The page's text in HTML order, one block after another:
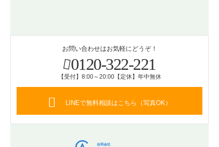
お問い合わせはお気軽にどうぞ！
0120-322-221
【受付】8:00～20:00【定休】年中無休
LINEで無料相談はこちら（写真OK）
合同会社